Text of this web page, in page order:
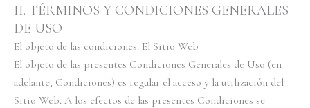
II. TÉRMINOS Y CONDICIONES GENERALES
DE USO
El objeto de las condiciones: El Sitio Web
El objeto de las presentes Condiciones Generales de Uso (en
adelante, Condiciones) es regular el acceso y la utilización del
Sitio Web. A los efectos de las presentes Condiciones se